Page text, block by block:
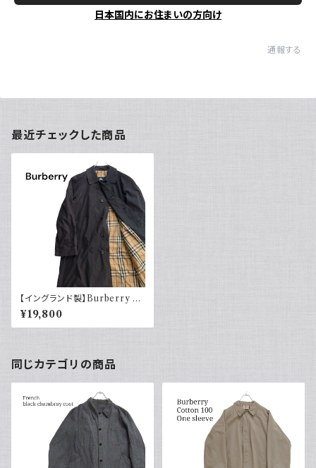
日本国内にお住まいの方向け
通報する
最近チェックした商品
【イングランド製】Burberry バ
ーバリー バルマカーンコート ブ
ラック 黒 ポリエステル ナイロン
ノバチェック ラグランスリーブ
¥19,800
同じカテゴリの商品